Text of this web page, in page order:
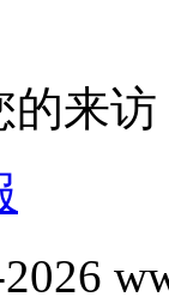
的来访